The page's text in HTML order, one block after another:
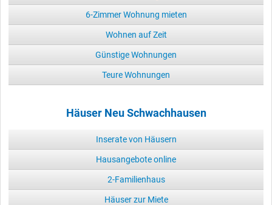
6-Zimmer Wohnung mieten
Wohnen auf Zeit
Günstige Wohnungen
Teure Wohnungen
Häuser Neu Schwachhausen
Inserate von Häusern
Hausangebote online
2-Familienhaus
Häuser zur Miete